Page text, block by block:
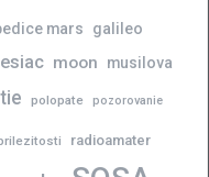
mars
galileo
moon musilova
polopate pozorovanie
radioamater